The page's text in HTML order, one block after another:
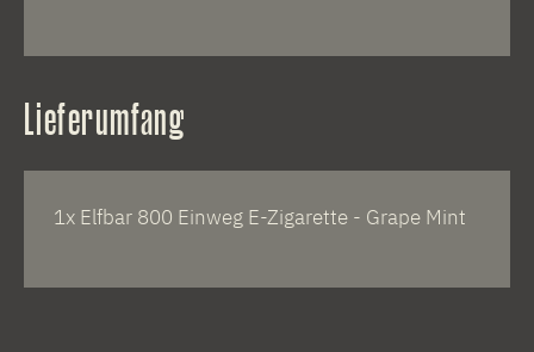
Lieferumfang
1x Elfbar 800 Einweg E-Zigarette - Grape Mint